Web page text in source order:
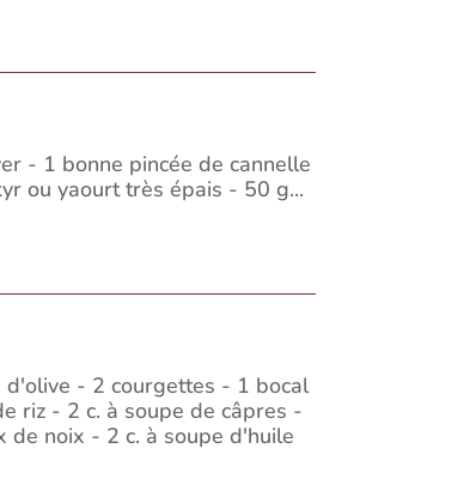
- 1 bonne pincée de cannelle
ou yaourt très épais - 50 g...
d'olive - 2 courgettes - 1 bocal
riz - 2 c. à soupe de câpres -
de noix - 2 c. à soupe d'huile